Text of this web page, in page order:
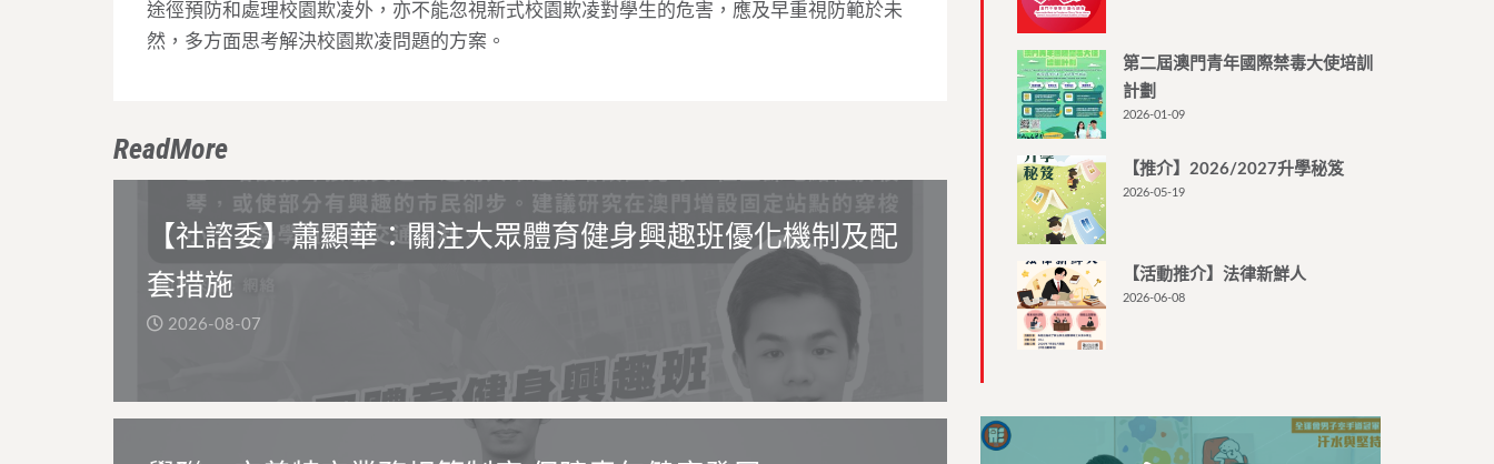
途徑預防和處理校園欺凌外，亦不能忽視新式校園欺凌對學生的危害，應及早重視防範於未
然，多方面思考解決校園欺凌問題的方案。
ReadMore
【社諮委】蕭顯華：關注大眾體育健身興趣班優化機制及配
套措施
2026-08-07
第二屆澳門青年國際禁毒大使培訓
計劃
2026-01-09
【推介】2026/2027升學秘笈
2026-05-19
【活動推介】法律新鮮人
2026-06-08